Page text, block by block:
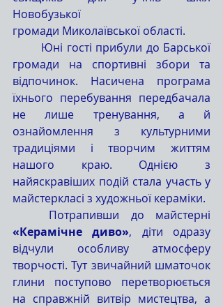
Новобузької
громади Миколаївської області.
громади на спортивні збори та
відпочинок. Насичена програма
їхнього перебування передбачала
не лише тренування, а й
ознайомлення з культурними
традиціями і творчим життям
нашого краю. Однією з
найяскравіших подій стала участь у
майстеркласі з художньої кераміки.
	Потрапивши до майстерні
«Керамічне диво», діти одразу
відчули особливу атмосферу
творчості. Тут звичайний шматочок
глини поступово перетворюється
на справжній витвір мистецтва, а